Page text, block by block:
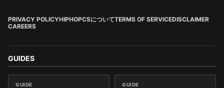
PRIVACY POLICYHIPHOPCSについてTERMS OF SERVICEDISCLAIMER
CAREERS
GUIDES
GUIDE GUIDE